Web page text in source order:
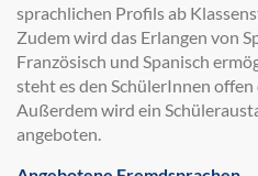
sprachlichen Profils ab
Zudem wird das Erlangen von
Französisch und Spanisch
steht es den SchülerInnen offen
Außerdem wird ein
angeboten.